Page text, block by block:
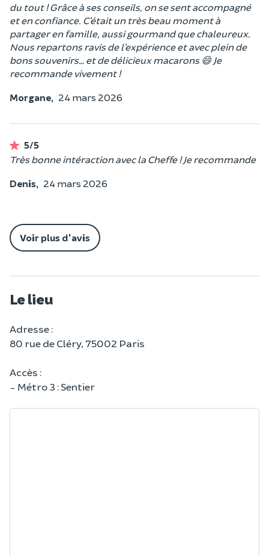
du tout ! Grâce à ses conseils, on se sent accompagné
et en confiance. C’était un très beau moment à
partager en famille, aussi gourmand que chaleureux.
Nous repartons ravis de l’expérience et avec plein de
bons souvenirs… et de délicieux macarons 😄 Je
recommande vivement !
Morgane, 24 mars 2026
5/5
Très bonne intéraction avec la Cheffe ! Je recommande
Denis, 24 mars 2026
Voir plus d'avis
Le lieu
Adresse :
80 rue de Cléry, 75002 Paris
Accès :
- Métro 3 : Sentier